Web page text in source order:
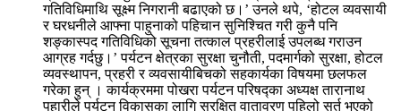
गतिविधिमाथि सूक्ष्म निगरानी बढाएको छ।’ उनले थपे, ‘होटल व्यवसायी
र घरधनीले आफ्ना पाहुनाको पहिचान सुनिश्चित गरी कुनै पनि
शङ्कास्पद गतिविधिको सूचना तत्काल प्रहरीलाई उपलब्ध गराउन
आग्रह गर्दछु।’ पर्यटन क्षेत्रका सुरक्षा चुनौती, पदमार्गको सुरक्षा, होटल
व्यवस्थापन, प्रहरी र व्यवसायीबिचको सहकार्यका विषयमा छलफल
गरेका हुन् । कार्यक्रममा पोखरा पर्यटन परिषद्का अध्यक्ष तारानाथ
पहारीले पर्यटन विकासका लागि सुरक्षित वातावरण पहिलो सर्त भएको